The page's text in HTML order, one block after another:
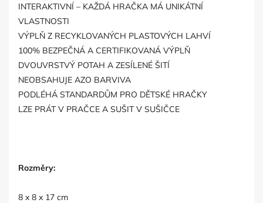
INTERAKTIVNÍ – KAŽDÁ HRAČKA MÁ UNIKÁTNÍ
VLASTNOSTI
VÝPLŇ Z RECYKLOVANÝCH PLASTOVÝCH LAHVÍ
100% BEZPEČNÁ A CERTIFIKOVANÁ VÝPLŇ
DVOUVRSTVÝ POTAH A ZESÍLENÉ ŠITÍ
NEOBSAHUJE AZO BARVIVA
PODLÉHÁ STANDARDŮM PRO DĚTSKÉ HRAČKY
LZE PRÁT V PRAČCE A SUŠIT V SUŠIČCE
Rozměry:
8 x 8 x 17 cm